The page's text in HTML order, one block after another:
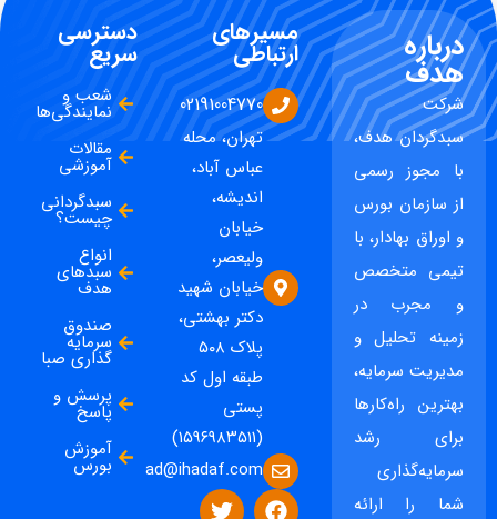
درباره
هدف
شرکت
سبدگردان هدف،
با مجوز رسمی
از سازمان بورس
و اوراق بهادار، با
تیمی متخصص
و مجرب در
زمینه تحلیل و
مدیریت سرمایه،
بهترین راه‌کارها
برای رشد
سرمایه‌گذاری
شما را ارائه
مسیرهای
ارتباطی
02191004770
تهران، محله
عباس آباد،
اندیشه،
خیابان
ولیعصر،
خیابان شهید
دکتر بهشتی،
پلاک ۵۰۸
طبقه اول کد
پستی
(۱۵۹۶۹۸۳۵۱۱)
ad@ihadaf.com
دسترسی
سریع
شعب و
نمایندگی‌ها
مقالات
آموزشی
سبدگردانی
چیست؟
انواع
سبدهای
هدف
صندوق
سرمایه
گذاری صبا
پرسش و
پاسخ
آموزش
بورس